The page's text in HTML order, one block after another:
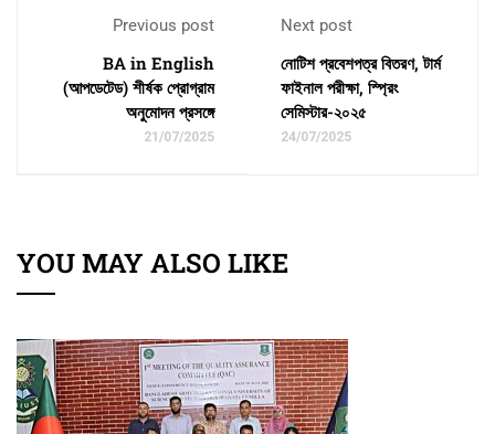
Previous post
BA in English
(আপডেটেড) শীর্ষক প্রোগ্রাম
অনুমোদন প্রসঙ্গে
21/07/2025
Next post
নোটিশ প্রবেশপত্র বিতরণ, টার্ম
ফাইনাল পরীক্ষা, স্প্রিং
সেমিস্টার-২০২৫
24/07/2025
YOU MAY ALSO LIKE